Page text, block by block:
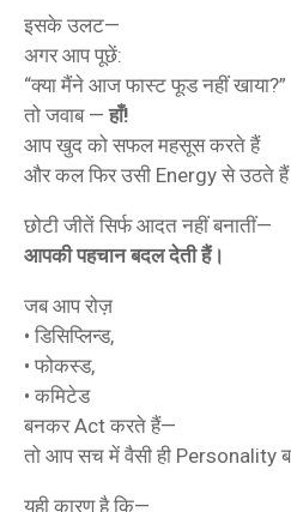
इसके उलट—
अगर आप पूछें:
“क्या मैंने आज फास्ट फूड नहीं खाया?”
तो जवाब —हाँ!
आप खुद को सफल महसूस करते हैं
और कल फिर उसी Energy से उठते
छोटी जीतें सिर्फ आदत नहीं बनातीं—
आपकी पहचान बदल देती हैं।
जब आप रोज़
• डिसिप्लिन्ड,
• फोकस्ड,
• कमिटेड
बनकर Act करते हैं—
तो आप सच में वैसी ही Personality
यही कारण है कि—